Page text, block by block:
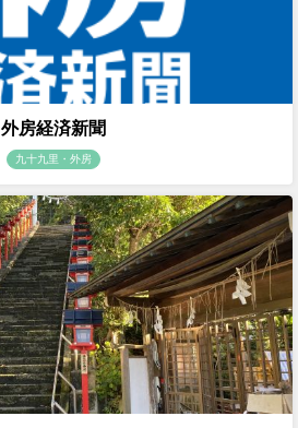
外房経済新聞
九十九里・外房